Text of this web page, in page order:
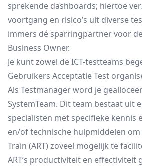
sprekende dashboards; hiertoe
voortgang en risico’s uit diverse
immers dé sparringpartner voor
Business Owner.
Je kunt zowel de ICT-testteams
Gebruikers Acceptatie Test
Als Testmanager word je
SystemTeam. Dit team bestaat uit
specialisten met specifieke kennis
en/of technische hulpmiddelen om
Train (ART) zoveel mogelijk te
ART’s productiviteit en effectiviteit